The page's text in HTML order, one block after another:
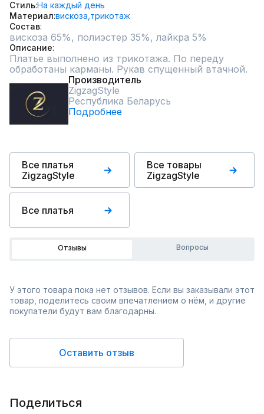
СтильНа каждый день
Материал вискоза, трикотаж
Состав
вискоза 65%, полиэстер 35%, лайкра 5%
Описание
Платье выполнено из трикотажа. По переду
обработаны карманы. Рукав спущенный втачной.
Производитель
ZigzagStyle
Республика Беларусь
Подробнее
Все платья
ZigzagStyle
Все товары
ZigzagStyle
Все платья
Отзывы Вопросы
У этого товара пока нет отзывов. Если вы заказывали этот
товар, поделитесь своим впечатлением о нём, и другие
покупатели будут вам благодарны.
Оставить отзыв
Поделиться